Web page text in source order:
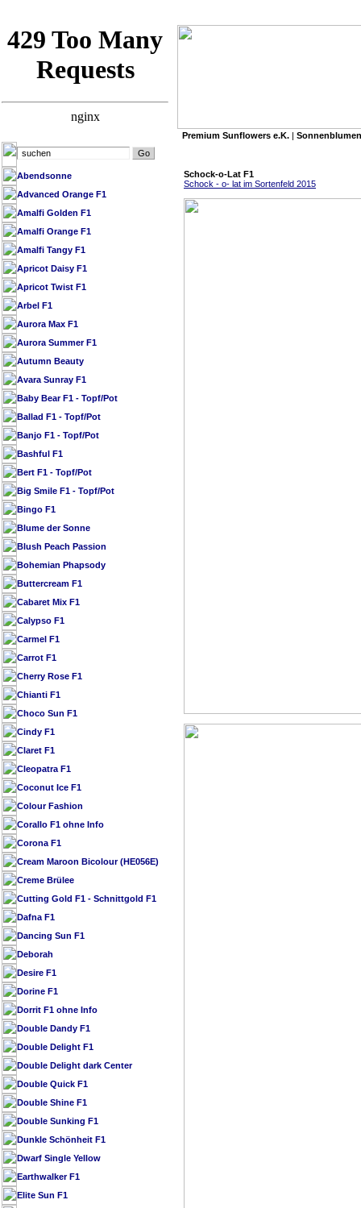
Premium Sunflowers e.K. |
Abendsonne
Advanced Orange F1
Amalfi Golden F1
Amalfi Orange F1
Amalfi Tangy F1
Apricot Daisy F1
Apricot Twist F1
Arbel F1
Aurora Max F1
Aurora Summer F1
Autumn Beauty
Avara Sunray F1
Baby Bear F1 - Topf/Pot
Ballad F1 - Topf/Pot
Banjo F1 - Topf/Pot
Bashful F1
Bert F1 - Topf/Pot
Big Smile F1 - Topf/Pot
Bingo F1
Blume der Sonne
Blush Peach Passion
Bohemian Phapsody
Buttercream F1
Cabaret Mix F1
Calypso F1
Carmel F1
Carrot F1
Cherry Rose F1
Chianti F1
Choco Sun F1
Cindy F1
Claret F1
Cleopatra F1
Coconut Ice F1
Colour Fashion
Corallo F1 ohne Info
Corona F1
Cream Maroon Bicolour (HE056E)
Creme Brülee
Cutting Gold F1 - Schnittgold F1
Dafna F1
Dancing Sun F1
Deborah
Desire F1
Dorine F1
Dorrit F1 ohne Info
Double Dandy F1
Double Delight F1
Double Delight dark Center
Double Quick F1
Double Shine F1
Double Sunking F1
Dunkle Schönheit F1
Dwarf Single Yellow
Earthwalker F1
Elite Sun F1
Schock-o-Lat F1
Schock - o- lat im Sortenfeld 2015